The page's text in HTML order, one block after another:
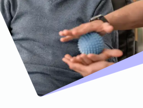
Wohnungsschutzbrief
Zur
Produktübersicht
Gewässerschadenhaftpflicht
Zur
Produktübersicht
Zur
Produktübersicht
Reisehaftpflichtversicherung
Reiserücktrittsversicherung
Zur
Produktübersicht
Zur
Produktübersicht
Zur
Produktübersicht
Zur
Produktübersicht
Montageversicherung
Zur
Produktübersicht
Gruppenunfall für
Betriebe
Gruppenunfall für
Vereine
Kunstversicherung
Ausstellungsversicherung
Valorenversicherung
Oldtimersammlungsversicherung